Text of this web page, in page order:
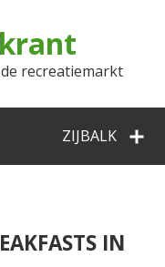
recreatiemarkt
ZIJBALK
IN